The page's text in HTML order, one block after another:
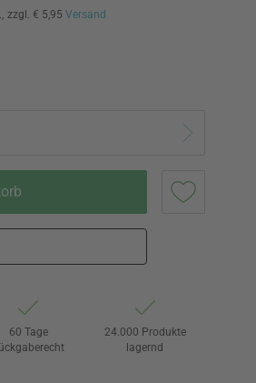
zzgl. € 5,95 Versand
60 Tage
24.000 Produkte
lagernd